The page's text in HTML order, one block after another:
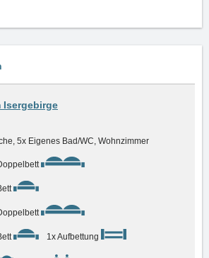
Isergebirge
5x Eigenes Bad/WC, Wohnzimmer
1x Aufbettung